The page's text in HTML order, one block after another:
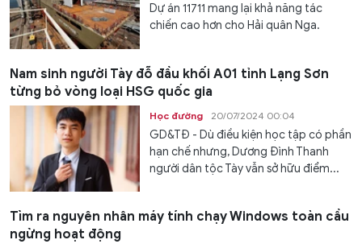
Dự án 11711 mang lại khả năng tác
chiến cao hơn cho Hải quân Nga.
Nam sinh người Tày đỗ đầu khối A01 tỉnh Lạng Sơn
từng bỏ vòng loại HSG quốc gia
Học đường 20/07/2024 00:04
GD&TĐ - Dù điều kiện học tập có phần
hạn chế nhưng, Dương Đình Thanh
người dân tộc Tày vẫn sở hữu điểm...
Tìm ra nguyên nhân máy tính chạy Windows toàn cầu
ngừng hoạt động